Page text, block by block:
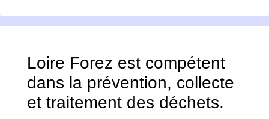
Loire Forez est compétent
dans la prévention, collecte
et traitement des déchets.